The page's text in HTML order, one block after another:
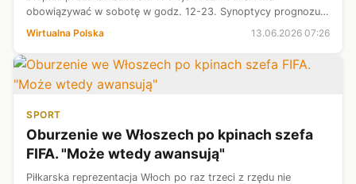
obowiązywać w sobotę w godz. 12-23. Synoptycy prognozują
Wirtualna Polska 13.06.2026 07:26
SPORT
Oburzenie we Włoszech po kpinach szefa
FIFA. "Może wtedy awansują"
Piłkarska reprezentacja Włoch po raz trzeci z rzędu nie